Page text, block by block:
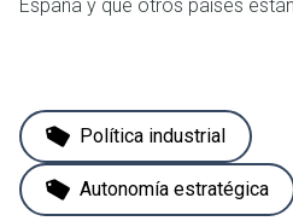
España y que otros países
Política industrial
Autonomía estratégica